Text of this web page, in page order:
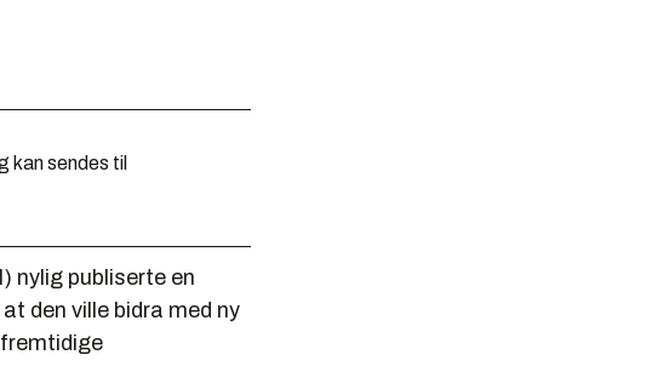
kan sendes til
nylig publiserte en
den ville bidra med ny